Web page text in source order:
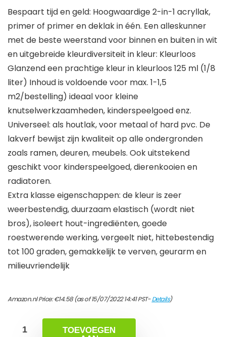
Bespaart tijd en geld: Hoogwaardige 2-in-1 acryllak,
primer of primer en deklak in één. Een alleskunner
met de beste weerstand voor binnen en buiten in wit
en uitgebreide kleurdiversiteit in kleur: Kleurloos
Glanzend een prachtige kleur in kleurloos 125 ml (1/8
liter) Inhoud is voldoende voor max. 1-1,5
m2/bestelling) ideaal voor kleine
knutselwerkzaamheden, kinderspeelgoed enz.
Universeel: als houtlak, voor metaal of hard pvc. De
lakverf bewijst zijn kwaliteit op alle ondergronden
zoals ramen, deuren, meubels. Ook uitstekend
geschikt voor kinderspeelgoed, dierenkooien en
radiatoren.
Extra klasse eigenschappen: de kleur is zeer
weerbestendig, duurzaam elastisch (wordt niet
bros), isoleert hout-ingrediënten, goede
roestwerende werking, vergeelt niet, hittebestendig
tot 100 graden, gemakkelijk te verven, geurarm en
milieuvriendelijk
Amazon.nl Price:€14.58(as of 15/07/2022 14:41 PST-Details)
TOEVOEGEN